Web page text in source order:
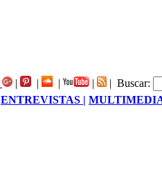
| | | | | Buscar:
ENTREVISTAS |